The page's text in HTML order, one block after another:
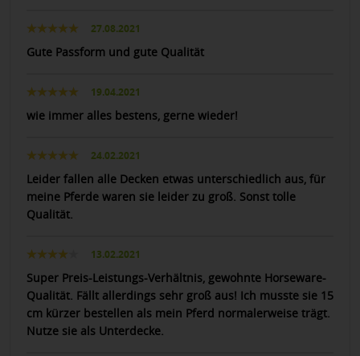
27.08.2021
Gute Passform und gute Qualität
19.04.2021
wie immer alles bestens, gerne wieder!
24.02.2021
Leider fallen alle Decken etwas unterschiedlich aus, für
meine Pferde waren sie leider zu groß. Sonst tolle
Qualität.
13.02.2021
Super Preis-Leistungs-Verhältnis, gewohnte Horseware-
Qualität. Fällt allerdings sehr groß aus! Ich musste sie 15
cm kürzer bestellen als mein Pferd normalerweise trägt.
Nutze sie als Unterdecke.